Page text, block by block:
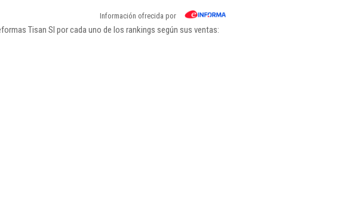
Información ofrecida por
Tisan Sl por cada uno de los rankings según sus ventas: